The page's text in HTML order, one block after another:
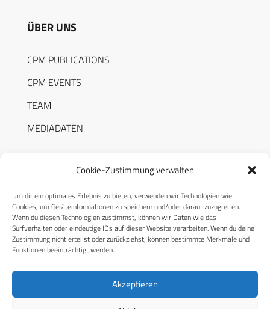
Cookie-Zustimmung verwalten
Um dir ein optimales Erlebnis zu bieten, verwenden wir Technologien wie
Cookies, um Geräteinformationen zu speichern und/oder darauf zuzugreifen.
Wenn du diesen Technologien zustimmst, können wir Daten wie das
Surfverhalten oder eindeutige IDs auf dieser Website verarbeiten. Wenn du deine
Zustimmung nicht erteilst oder zurückziehst, können bestimmte Merkmale und
Funktionen beeinträchtigt werden.
Akzeptieren
ÜBER UNS
CPM PUBLICATIONS
CPM EVENTS
TEAM
MEDIADATEN
RECHTLICHES
Datenschutzerklärung
Cookie-Richtlinie (EU)